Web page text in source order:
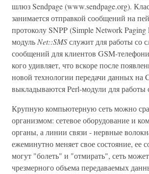
шлюз Sendpage (www.sendpage.org).
занимается отправкой сообщений на
протоколу SNPP (Simple Network Paging
модуль Net::SMSслужит для работы со
сообщений для клиентов GSM-
кого удивляет, что вскоре после
новой технологии передачи данных на
выкладываются Perl-модули для работы
Крупную компьютерную сеть можно
организмом: сетевое оборудование и
органы, а линии связи - нервные
ежеминутно меняет свое состояние, ее
могут "болеть" и "отмирать", сеть
чрезмерного объема передаваемых